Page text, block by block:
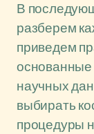
В
разберем
приведем
научных
выбирать
процедуры